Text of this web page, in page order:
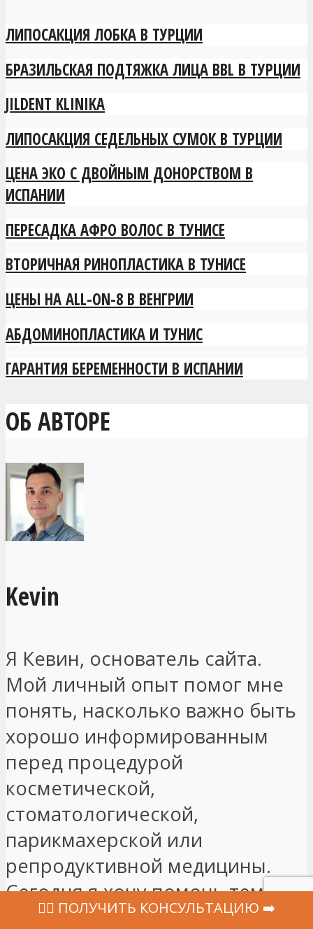
ЛИПОСАКЦИЯ ЛОБКА В ТУРЦИИ
БРАЗИЛЬСКАЯ ПОДТЯЖКА ЛИЦА BBL В ТУРЦИИ
JILDENT KLINIKA
ЛИПОСАКЦИЯ СЕДЕЛЬНЫХ СУМОК В ТУРЦИИ
ЦЕНА ЭКО С ДВОЙНЫМ ДОНОРСТВОМ В
ИСПАНИИ
ПЕРЕСАДКА АФРО ВОЛОС В ТУНИСЕ
ВТОРИЧНАЯ РИНОПЛАСТИКА В ТУНИСЕ
ЦЕНЫ НА ALL-ON-8 В ВЕНГРИИ
АБДОМИНОПЛАСТИКА И ТУНИС
ГАРАНТИЯ БЕРЕМЕННОСТИ В ИСПАНИИ
ОБ АВТОРЕ
Kevin
Я Кевин, основатель сайта.
Мой личный опыт помог мне
понять, насколько важно быть
хорошо информированным
перед процедурой
косметической,
стоматологической,
парикмахерской или
репродуктивной медицины.
Сегодня я хочу помочь тем, кто
подумывает о медицинской
‍👩‍⚕ ПОЛУЧИТЬ КОНСУЛЬТАЦИЮ ➡️